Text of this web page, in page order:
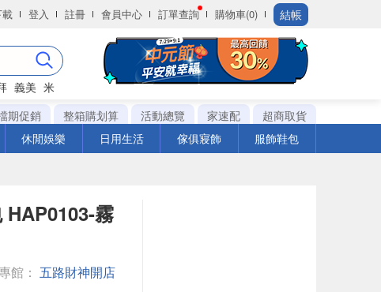
登入 註冊 會員中心 訂單查詢 購物車(0) 結帳
義美 米
期促銷 整箱購划算 活動總覽 家速配
超商取貨
休閒娛樂 日用生活 傢俱寢飾 服飾鞋包
HAP0103-霧
館： 五路財神開店